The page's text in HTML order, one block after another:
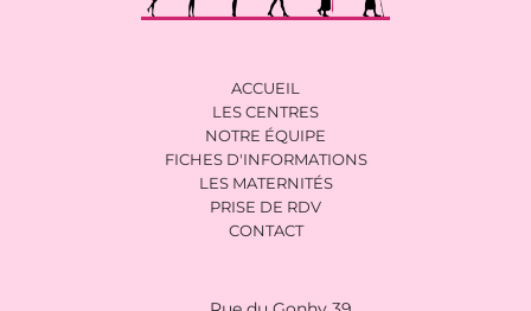
ACCUEIL
LES CENTRES
NOTRE ÉQUIPE
FICHES D'INFORMATIONS
LES MATERNITÉS
PRISE DE RDV
CONTACT